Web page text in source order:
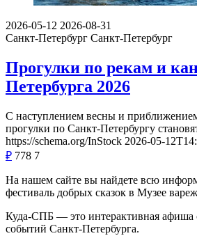
2026-05-12 2026-08-31
Санкт-Петербург Санкт-Петербург
Прогулки по рекам и
Петербурга 2026
С наступлением весны и
прогулки по Санкт-Петербургу
https://schema.org/InStock 2026-05-
₽ 778 7
На нашем сайте вы найдете всю
фестиваль добрых сказок в Музее
Куда-СПБ — это интерактивная афиша
событий Санкт-Петербурга.